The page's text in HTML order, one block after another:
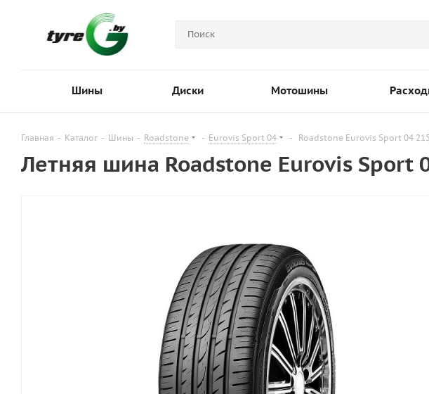
Шины Диски Мотошины
Главная - Каталог - Шины - Roadstone - Eurovis Sport 04 - Roadstone Eurovis Sport 04
Летняя шина Roadstone Eurovis Sport